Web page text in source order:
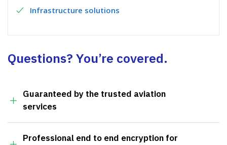
Infrastructure solutions
Questions? You’re covered.
Guaranteed by the trusted aviation
services
Professional end to end encryption for